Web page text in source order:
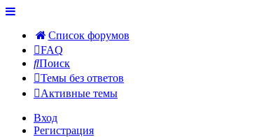
Список форумов
FAQ
Поиск
Темы без ответов
Активные темы
Вход
Регистрация